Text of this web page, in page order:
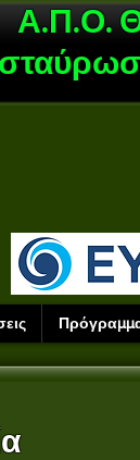
Α.Π.Ο.